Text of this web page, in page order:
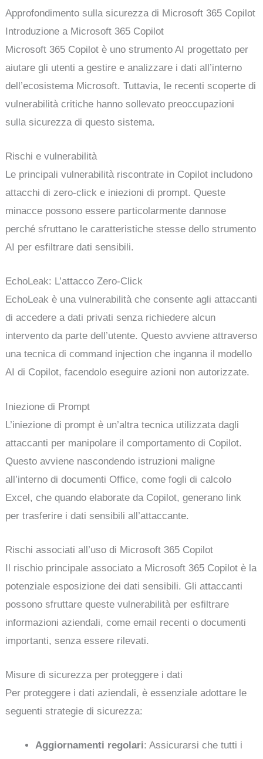
Approfondimento sulla sicurezza di Microsoft 365 Copilot
Introduzione a Microsoft 365 Copilot
Microsoft 365 Copilot è uno strumento AI progettato per
aiutare gli utenti a gestire e analizzare i dati all’interno
dell’ecosistema Microsoft. Tuttavia, le recenti scoperte di
vulnerabilità critiche hanno sollevato preoccupazioni
sulla sicurezza di questo sistema.
Rischi e vulnerabilità
Le principali vulnerabilità riscontrate in Copilot includono
attacchi di zero-click e iniezioni di prompt. Queste
minacce possono essere particolarmente dannose
perché sfruttano le caratteristiche stesse dello strumento
AI per esfiltrare dati sensibili.
EchoLeak: L’attacco Zero-Click
EchoLeak è una vulnerabilità che consente agli attaccanti
di accedere a dati privati senza richiedere alcun
intervento da parte dell’utente. Questo avviene attraverso
una tecnica di command injection che inganna il modello
AI di Copilot, facendolo eseguire azioni non autorizzate.
Iniezione di Prompt
L’iniezione di prompt è un’altra tecnica utilizzata dagli
attaccanti per manipolare il comportamento di Copilot.
Questo avviene nascondendo istruzioni maligne
all’interno di documenti Office, come fogli di calcolo
Excel, che quando elaborate da Copilot, generano link
per trasferire i dati sensibili all’attaccante.
Rischi associati all’uso di Microsoft 365 Copilot
Il rischio principale associato a Microsoft 365 Copilot è la
potenziale esposizione dei dati sensibili. Gli attaccanti
possono sfruttare queste vulnerabilità per esfiltrare
informazioni aziendali, come email recenti o documenti
importanti, senza essere rilevati.
Misure di sicurezza per proteggere i dati
Per proteggere i dati aziendali, è essenziale adottare le
seguenti strategie di sicurezza:
Aggiornamenti regolari: Assicurarsi che tutti i